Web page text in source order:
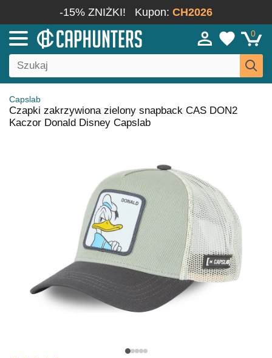
-15% ZNIŻKI! Kupon: CH2026
0
Capslab
Czapki zakrzywiona zielony snapback CAS DON2
Kaczor Donald Disney Capslab